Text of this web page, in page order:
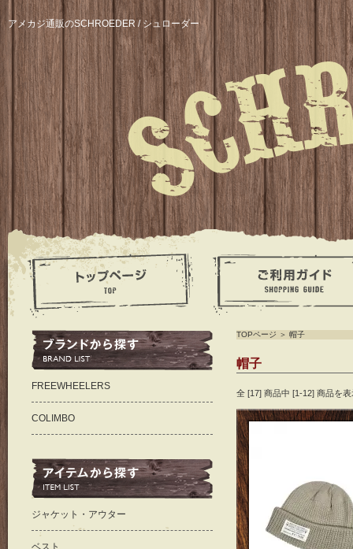
アメカジ通販のSCHROEDER / シュローダー
TOPページ ＞ 帽子
帽子
全 [17] 商品中 [1-12] 商品を
FREEWHEELERS
COLIMBO
ジャケット・アウター
ベスト